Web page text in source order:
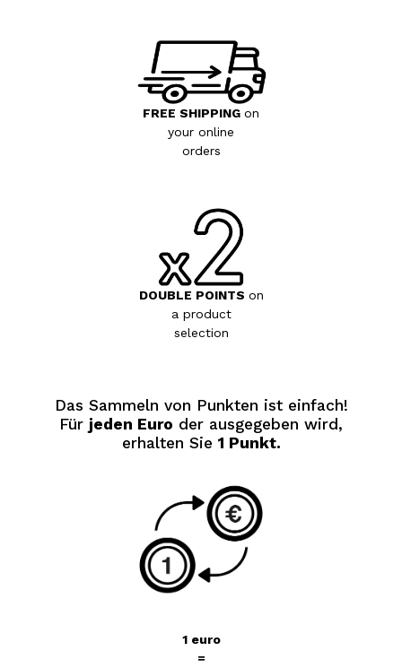
FREE SHIPPING on
your online
orders
DOUBLE POINTS on
a product
selection
Das Sammeln von Punkten ist einfach!
Für jeden Euro der ausgegeben wird,
erhalten Sie 1 Punkt.
1 euro
=